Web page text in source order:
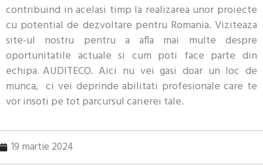
contribuind in acelasi timp la realizarea unor proiecte
cu potential de dezvoltare pentru Romania. Viziteaza
site-ul nostru pentru a afla mai multe despre
oportunitatile actuale si cum poti face parte din
echipa AUDITECO. Aici nu vei gasi doar un loc de
munca, ci vei deprinde abilitati profesionale care te
vor insoti pe tot parcursul carierei tale.
19 martie 2024